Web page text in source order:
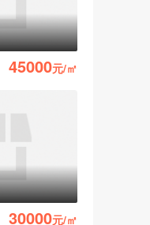
45000元/㎡
30000元/㎡